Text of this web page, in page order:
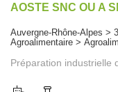
AOSTE SNC OU A
Auvergne-Rhône-Alpes >
Agroalimentaire >
Préparation industrielle